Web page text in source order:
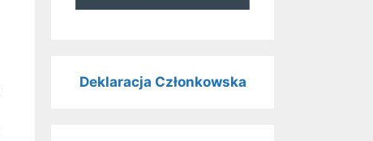
Deklaracja Członkowska